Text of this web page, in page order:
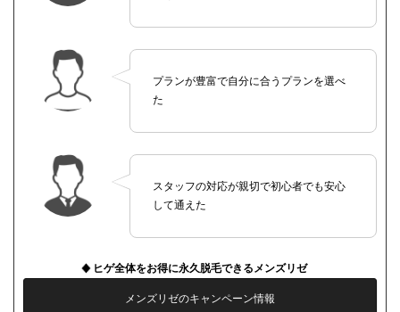
プランが豊富で自分に合うプランを選べ
た
スタッフの対応が親切で初心者でも安心
して通えた
ヒゲ全体をお得に永久脱毛できるメンズリゼ
メンズリゼのキャンペーン情報